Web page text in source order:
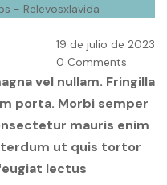
- Relevosxlavida
19 de julio de 2023
0 Comments
vel nullam. Fringilla
porta. Morbi semper
mauris enim
ut quis tortor
lectus